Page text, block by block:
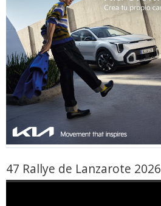
47 Rallye de Lanzarote 2026